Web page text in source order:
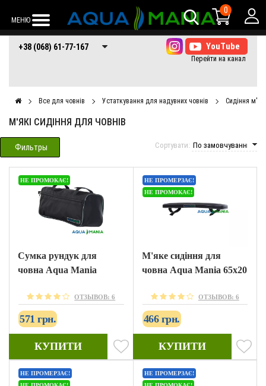
МЕНЮ
0
+38 (068) 61-77-
167
+38 (066) 61-77-+38 (073) 61-77-
167
+38 (068) 61-77-167
Все для човнів Устаткування для надувних човнів Сидіння
М'ЯКІ СИДІННЯ ДЛЯ ЧОВНІВ
Сортувати:
Фильтры
НЕ ПРОМОКАЄ!
Сумка рундук для
човна Aqua Mania
ОТЗЫВОВ: 6
571 грн.
КУПИТИ
НЕ ПРОМЕРЗАЄ!
НЕ ПРОМОКАЄ!
М'яке сидіння для
човна Aqua Mania 65х20
ОТЗЫВОВ: 6
466 грн.
КУПИТИ
НЕ ПРОМЕРЗАЄ!
НЕ ПРОМЕРЗАЄ!